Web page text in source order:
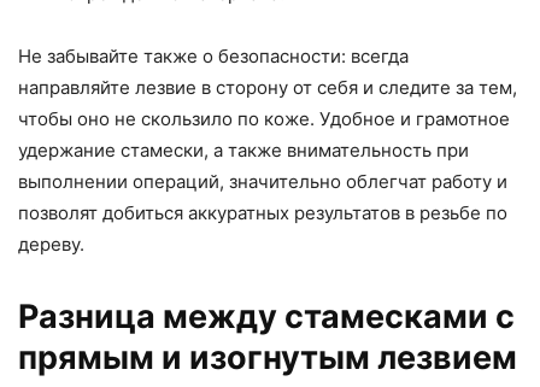
Не забывайте также о безопасности: всегда
направляйте лезвие в сторону от себя и следите за тем,
чтобы оно не скользило по коже. Удобное и грамотное
удержание стамески, а также внимательность при
выполнении операций, значительно облегчат работу и
позволят добиться аккуратных результатов в резьбе по
дереву.
Разница между стамесками с
прямым и изогнутым лезвием